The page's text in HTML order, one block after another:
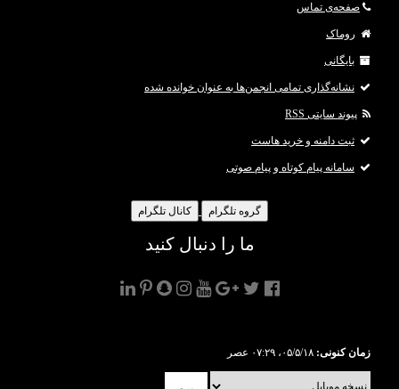
صفحه‌ی تماس
روماک
بایگانی
نشانه‌گذاری تمامی انجمن‌ها به عنوان خوانده شده
پیوند سایتی RSS
ثبت دامنه و خرید هاست
سامانه پیام کوتاه و پیام صوتی
گروه تلگرام کانال تلگرام
ما را دنبال کنید
زمان کنونی: ۰۵/۵/۱۸، ۰۷:۲۹ عصر